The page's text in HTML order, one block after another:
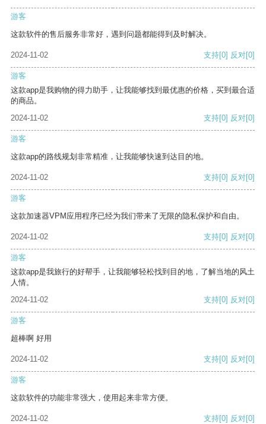
游客
这款软件的售后服务非常好，遇到问题都能得到及时解决。
2024-11-02 支持[0] 反对[0]
游客
这款app是我购物的得力助手，让我能够找到最优惠的价格，买到最合适
的商品。
2024-11-02
支持[0] 反对[0]
游客
这款app的路线规划非常精准，让我能够快速到达目的地。
2024-11-02 支持[0] 反对[0]
游客
这款加速器VPM应用程序已经为我们带来了无限的隐私保护和自由。
2024-11-02 支持[0] 反对[0]
游客
这款app是我旅行的好帮手，让我能够轻松找到目的地，了解当地的风土
人情。
2024-11-02
支持[0] 反对[0]
游客
超棒啊 好用
2024-11-02 支持[0] 反对[0]
游客
这款软件的功能非常强大，使用起来非常方便。
2024-11-02 支持[0] 反对[0]